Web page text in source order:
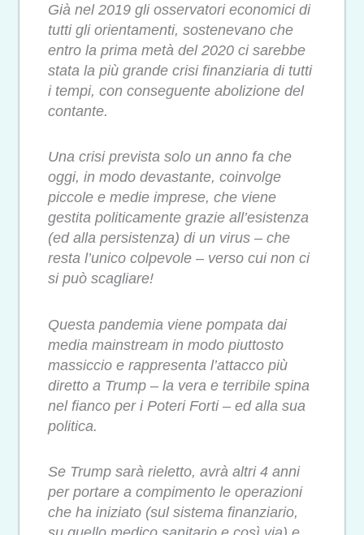
Già nel 2019 gli osservatori economici di
tutti gli orientamenti, sostenevano che
entro la prima metà del 2020 ci sarebbe
stata la più grande crisi finanziaria di tutti
i tempi, con conseguente abolizione del
contante.
Una crisi prevista solo un anno fa che
oggi, in modo devastante, coinvolge
piccole e medie imprese, che viene
gestita politicamente grazie all’esistenza
(ed alla persistenza) di un virus – che
resta l’unico colpevole – verso cui non ci
si può scagliare!
Questa pandemia viene pompata dai
media mainstream in modo piuttosto
massiccio e rappresenta l’attacco più
diretto a Trump – la vera e terribile spina
nel fianco per i Poteri Forti – ed alla sua
politica.
Se Trump sarà rieletto, avrà altri 4 anni
per portare a compimento le operazioni
che ha iniziato (sul sistema finanziario,